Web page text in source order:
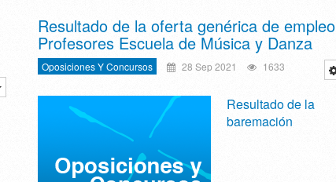
Resultado de la oferta genérica de empleo
Profesores Escuela de Música y Danza
Oposiciones Y Concursos 28 Sep 2021 1633
Resultado de la
baremación